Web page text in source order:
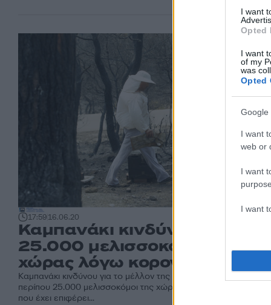
I want
Opted
I want
of my
was
Opted
Google
I want
web or
I want
I want
17:5916.06.20
Καμπανάκι κινδύνου από
25.000 μελισσοκόμους της
χώρας λόγω κορονοϊού
Καμπανάκι κινδύνου για το μέλλον της μελισσοκομίας κρούουν
περίπου 25.000 μελισσοκόμοι της χώρας, λόγω των
που έχει επιφέρει...